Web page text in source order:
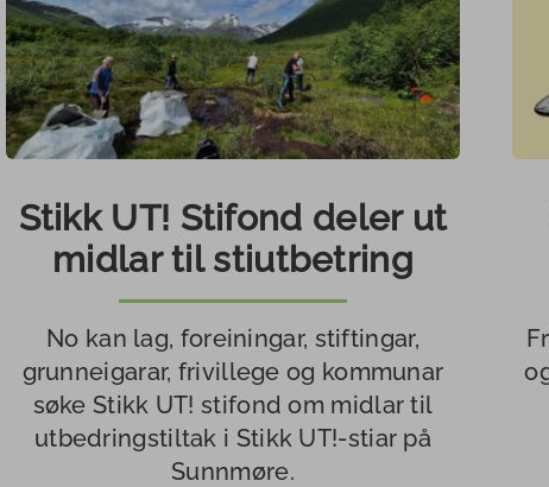
Ringen
utstyr
Naturmøteplassen
Turkortboka
Turkalender
morotur.no
Stiskulen
Tur etter evne
Gapahukar og
grindbygg
Merkehandboka
Friluftsloven og
allemannsretten
Kartlegging og
verdisetting av
Stikk UT! Stifond deler ut
midlar til stiutbetring
No kan lag, foreiningar, stiftingar,
grunneigarar, frivillege og kommunar
søke Stikk UT! stifond om midlar til
utbedringstiltak i Stikk UT!-stiar på
Sunnmøre.